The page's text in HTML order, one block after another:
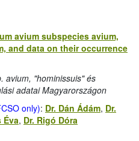
avium subspecies avium,
and data on their occurrence
avium, "hominissuis" és
adatai Magyarországon
only): Dr. Dán Ádám, Dr.
Éva, Dr. Rigó Dóra